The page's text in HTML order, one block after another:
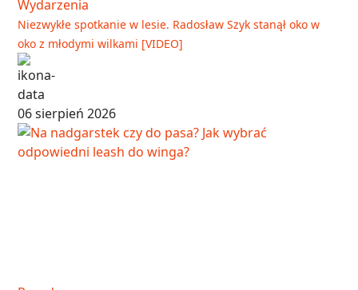
Wydarzenia
Niezwykłe spotkanie w lesie. Radosław Szyk stanął oko w
oko z młodymi wilkami [VIDEO]
06 sierpień 2026